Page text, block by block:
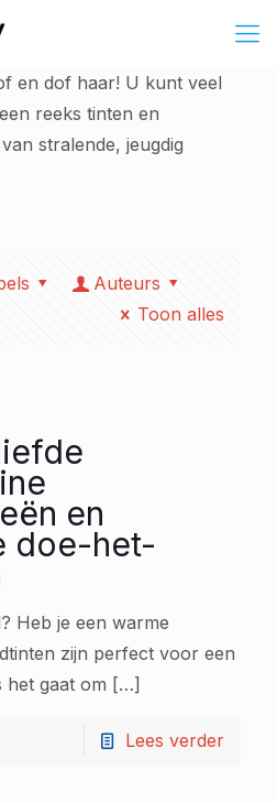
en dof haar! U kunt veel
reeks tinten en
stralende, jeugdig
Auteurs
Toon alles
en
doe-het-
Heb je een warme
zijn perfect voor een
het gaat om […]
Lees verder